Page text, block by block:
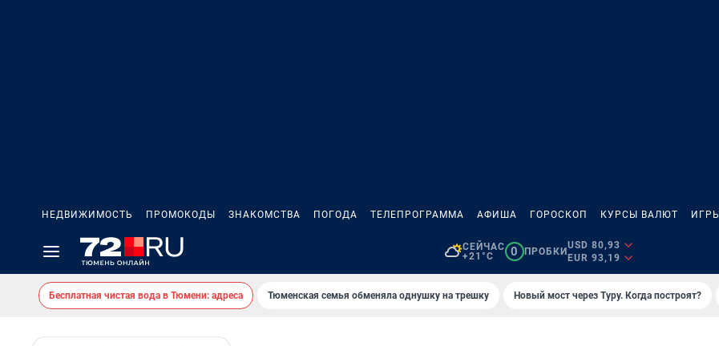
НЕДВИЖИМОСТЬ ПРОМОКОДЫ ЗНАКОМСТВА ПОГОДА ТЕЛЕПРОГРАММА АФИША ГОРОСКОП КУРСЫ ВАЛЮТ ИГРЫ
СЕЙЧАС
+21°C
0 ПРОБКИ
USD 80,93
EUR 93,19
Бесплатная чистая вода в Тюмени: адреса Тюменская семья обменяла однушку на трешку Новый мост через Туру. Когда построят?